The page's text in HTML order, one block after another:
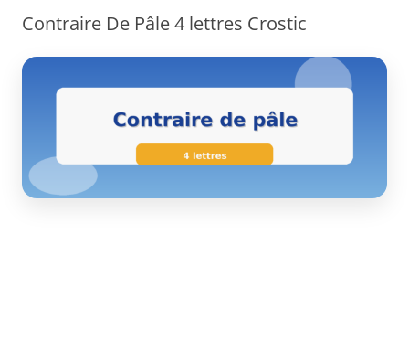
Contraire De Pâle 4 lettres Crostic